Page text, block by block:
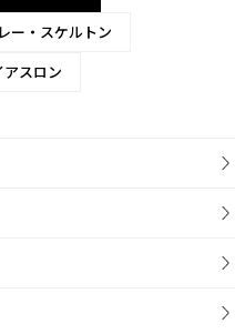
ー・スケルトン
アスロン